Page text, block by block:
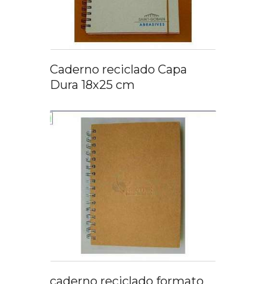
Caderno reciclado Capa
Dura 18x25 cm
caderno reciclado formato